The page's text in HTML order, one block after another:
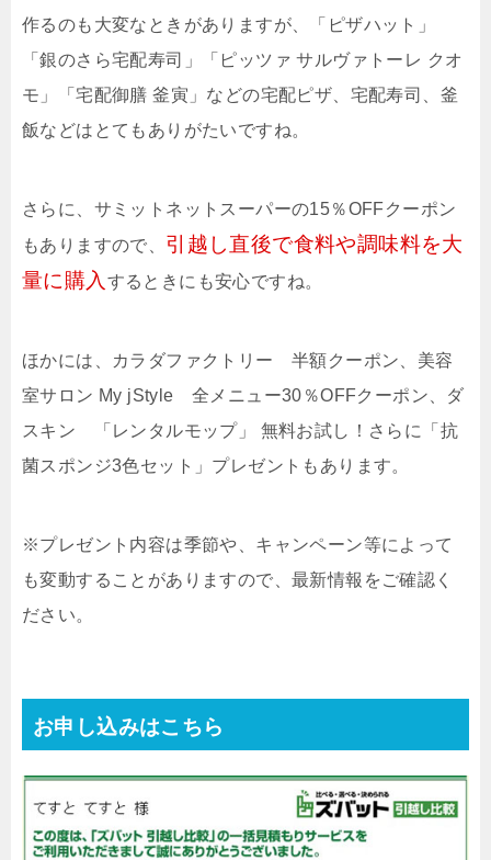
作るのも大変なときがありますが、「ピザハット」
「銀のさら宅配寿司」「ピッツァ サルヴァトーレ クオ
モ」「宅配御膳 釜寅」などの宅配ピザ、宅配寿司、釜
飯などはとてもありがたいですね。
さらに、サミットネットスーパーの15％OFFクーポン
もありますので、 引越し直後で食料や調味料を大
量に購入 するときにも安心ですね。
ほかには、カラダファクトリー 半額クーポン、美容
室サロン My jStyle 全メニュー30％OFFクーポン、ダ
スキン 「レンタルモップ」 無料お試し！さらに「抗
菌スポンジ3色セット」プレゼントもあります。
※プレゼント内容は季節や、キャンペーン等によって
も変動することがありますので、最新情報をご確認く
ださい。
お申し込みはこちら